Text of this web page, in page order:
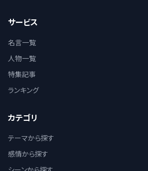
サービス
名言一覧
人物一覧
特集記事
ランキング
カテゴリ
テーマから探す
感情から探す